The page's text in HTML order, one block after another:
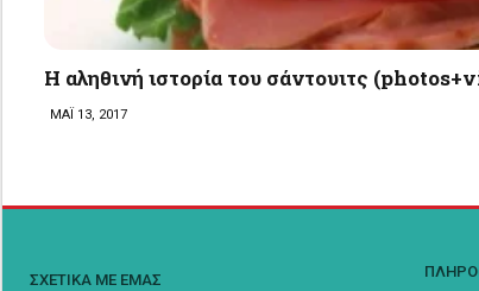
Η αληθινή ιστορία του σάντουιτς
ΜΑΪ 13, 2017
ΣΧΕΤΙΚΑ ΜΕ ΕΜΑΣ